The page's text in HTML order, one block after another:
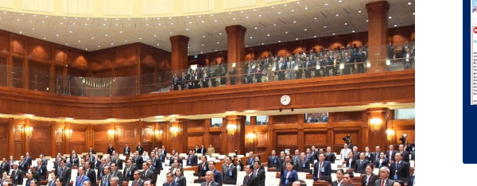
15.040(07-08-2026)